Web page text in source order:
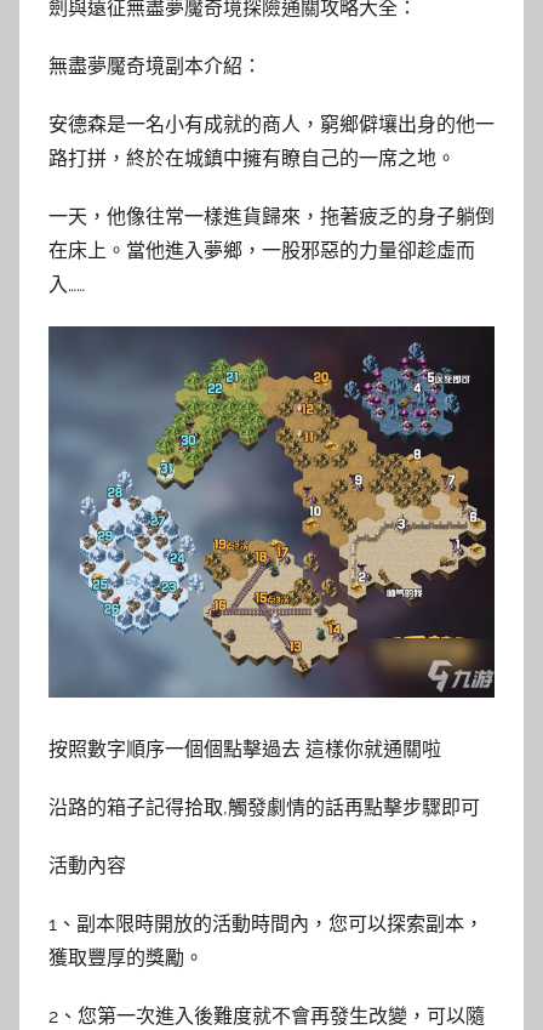
劍與遠征無盡夢魘奇境探險通關攻略大全：
無盡夢魘奇境副本介紹：
安德森是一名小有成就的商人，窮鄉僻壤出身的他一
路打拼，終於在城鎮中擁有瞭自己的一席之地。
一天，他像往常一樣進貨歸來，拖著疲乏的身子躺倒
在床上。當他進入夢鄉，一股邪惡的力量卻趁虛而
入……
按照數字順序一個個點擊過去 這樣你就通關啦
沿路的箱子記得拾取,觸發劇情的話再點擊步驟即可
活動內容
1、副本限時開放的活動時間內，您可以探索副本，
獲取豐厚的獎勵。
2、您第一次進入後難度就不會再發生改變，可以隨